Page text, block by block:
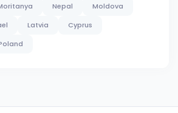
Nepal
Moldova
Latvia
Cyprus